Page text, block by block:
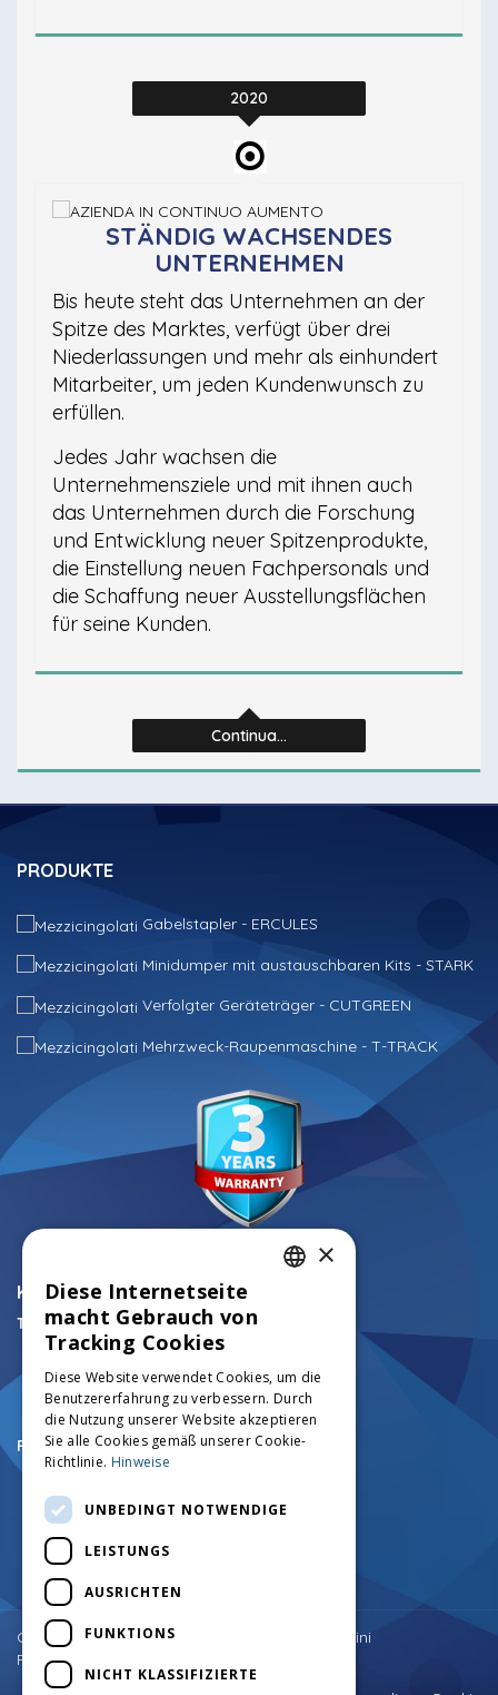
2020
STÄNDIG WACHSENDES
UNTERNEHMEN
Bis heute steht das Unternehmen an der
Spitze des Marktes, verfügt über drei
Niederlassungen und mehr als einhundert
Mitarbeiter, um jeden Kundenwunsch zu
erfüllen.
Jedes Jahr wachsen die
Unternehmensziele und mit ihnen auch
das Unternehmen durch die Forschung
und Entwicklung neuer Spitzenprodukte,
die Einstellung neuen Fachpersonals und
die Schaffung neuer Ausstellungsflächen
für seine Kunden.
Continua...
PRODUKTE
Gabelstapler - ERCULES
Minidumper mit austauschbaren Kits - STARK
Verfolgter Geräteträger - CUTGREEN
Mehrzweck-Raupenmaschine - T-TRACK
KONTAKTE
Technische Mittel Track:
+39.0456750126
info@mezzicingolati.com
Via Volta N°24 - 37026
Settimo di Pescantina (VR)
Registrierte und Verwaltungs:
+39.0457545290
amministrazione@mezzicingolati.com
Via Cortine N.1 - 37020
Giare di Sant'Anna D'Alfaedo (VR)
Copyright © Costruzioni Meccaniche F.lli Antolini
P.IVA: 03182100234
FRENCH
×
Diese Internetseite
macht Gebrauch von
Tracking Cookies
Diese Website verwendet Cookies, um die
Benutzererfahrung zu verbessern. Durch
die Nutzung unserer Website akzeptieren
Sie alle Cookies gemäß unserer Cookie-
Richtlinie. Hinweise
UNBEDINGT NOTWENDIGE
LEISTUNGS
AUSRICHTEN
FUNKTIONS
NICHT KLASSIFIZIERTE